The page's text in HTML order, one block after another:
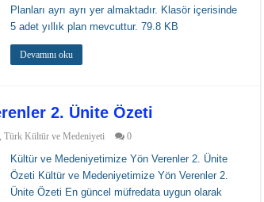
Planları ayrı ayrı yer almaktadır. Klasör içerisinde
5 adet yıllık plan mevcuttur. 79.8 KB
Devamını oku
2. Ünite Özeti
Türk Kültür ve Medeniyeti 0
Kültür ve Medeniyetimize Yön Verenler 2. Ünite
Özeti Kültür ve Medeniyetimize Yön Verenler 2.
Ünite Özeti En güncel müfredata uygun olarak